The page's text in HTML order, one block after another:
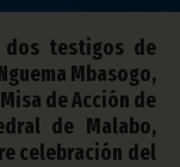
dos testigos de
Mbasogo,
de Acción de
de Malabo,
celebración del